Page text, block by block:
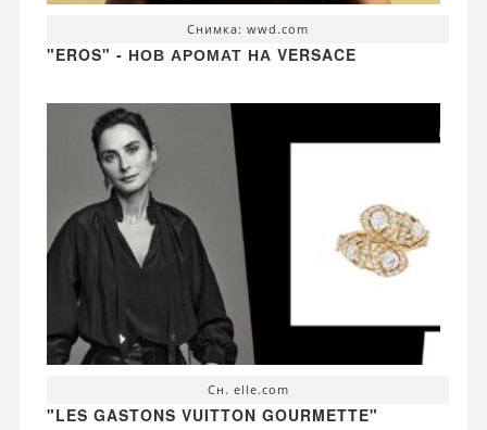
Снимка: wwd.com
"EROS" - НОВ АРОМАТ НА VERSACE
Сн. elle.com
"LES GASTONS VUITTON GOURMETTE"